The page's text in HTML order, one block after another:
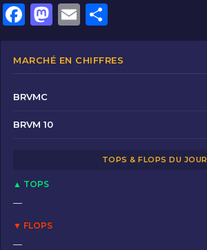
F
a
c
b
o
o
M
a
st
o
n
E
m
ai
ar
ta
MARCHÉ EN CHIFFRES
BRVMC
BRVM 10
TOPS & FLOPS DU JOUR
▲ TOPS
—
▼ FLOPS
—